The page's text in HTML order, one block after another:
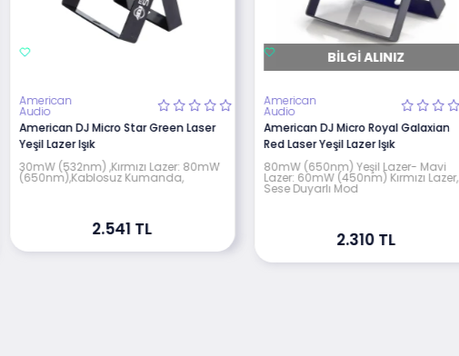
American
Audio
American DJ Micro Star Green Laser
Yeşil Lazer Işık
30mW (532nm) ,Kırmızı Lazer: 80mW
(650nm),Kablosuz Kumanda,
2.541 TL
BILGI ALINIZ
American
Audio
American DJ Micro Royal Galaxian
Red Laser Yeşil Lazer Işık
80mW (650nm) Yeşil Lazer- Mavi
Lazer: 60mW (450nm) Kırmızı Lazer,
Sese Duyarlı Mod
2.310 TL